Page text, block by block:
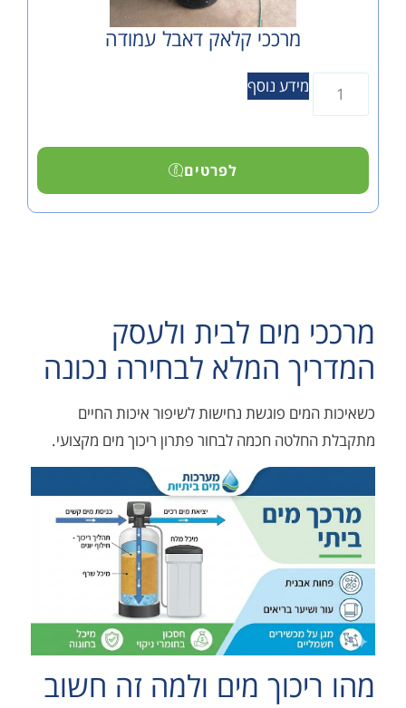
מרככי קלאק דאבל עמודה
מידע נוסף
מים לבית ולעסק
המלא לבחירה נכונה
פוגשת נחישות לשיפור איכות החיים
חכמה לבחור פתרון ריכוך מים מקצועי.
מים ולמה זה חשוב